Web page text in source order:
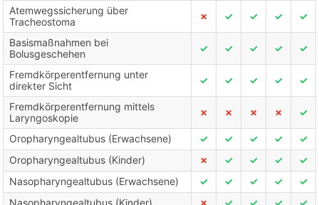
Atemwegssicherung über
Tracheostoma
✗ ✓ ✓ ✓ ✓
Basismaßnahmen bei
Bolusgeschehen
✓ ✓ ✓ ✓ ✓
Fremdkörperentfernung unter
direkter Sicht
✓ ✓ ✓ ✓ ✓
Fremdkörperentfernung mittels
Laryngoskopie
✗ ✗ ✗ ✗ ✓
Oropharyngealtubus (Erwachsene) ✓ ✓ ✓ ✓
✓
Oropharyngealtubus (Kinder)
✗ ✓ ✓ ✓
✓
Nasopharyngealtubus (Erwachsene)
✓ ✓ ✓ ✓
✓
Nasopharyngealtubus (Kinder)
✗ ✓ ✓ ✓
✓